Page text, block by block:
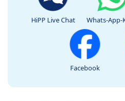
HiPP Live Chat Whats-App-
Facebook